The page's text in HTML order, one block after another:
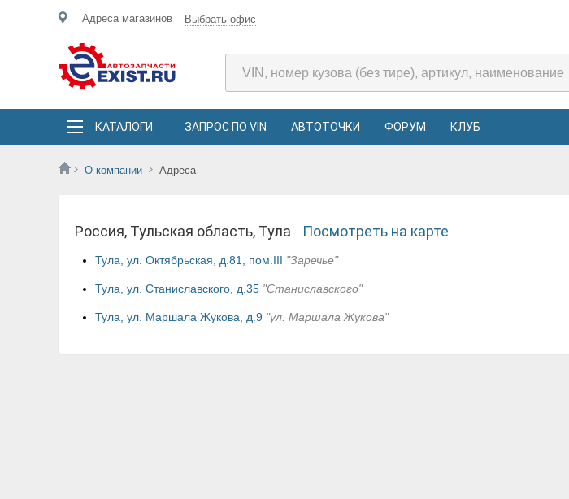
Адреса магазинов Выбрать офис
КАТАЛОГИ ЗАПРОС ПО VIN АВТОТОЧКИ ФОРУМ КЛУБ
О компании Адреса
Россия, Тульская область, Тула Посмотреть на карте
Тула, ул. Октябрьская, д.81, пом.III "Заречье"
Тула, ул. Станиславского, д.35 "Станиславского"
Тула, ул. Маршала Жукова, д.9 "ул. Маршала Жукова"